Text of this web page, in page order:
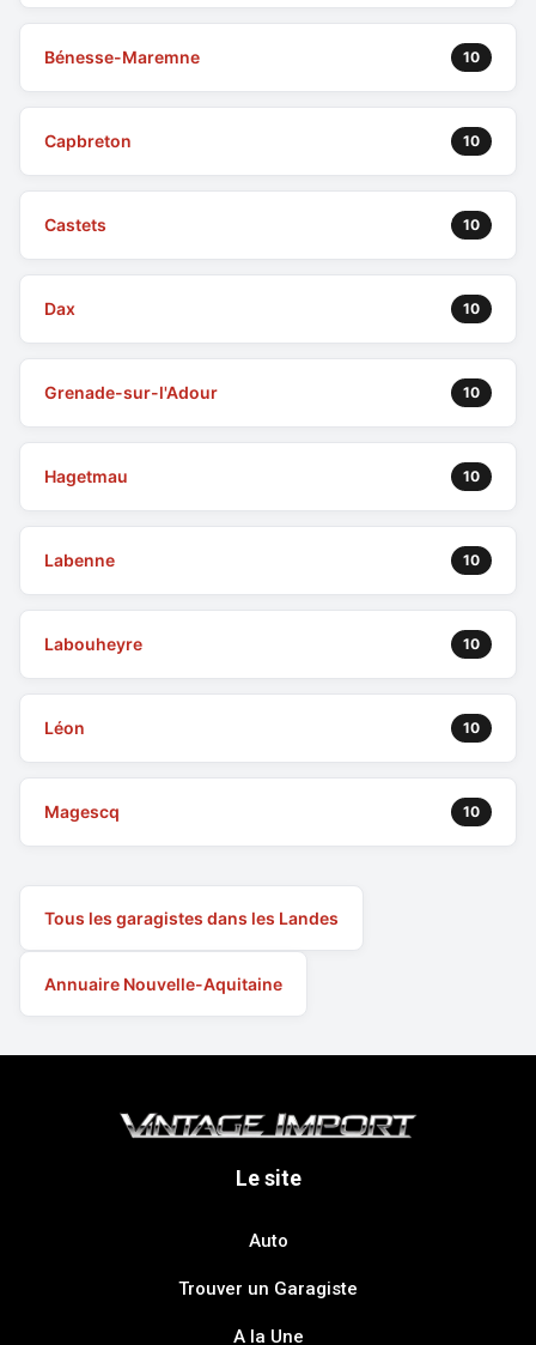
Bénesse-Maremne 10
Capbreton 10
Castets 10
Dax 10
Grenade-sur-l'Adour 10
Hagetmau 10
Labenne 10
Labouheyre 10
Léon 10
Magescq 10
Tous les garagistes dans les Landes
Annuaire Nouvelle-Aquitaine
Le site
Auto
Trouver un Garagiste
A la Une